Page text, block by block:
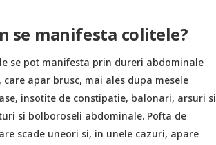
se manifesta colitele?
se pot manifesta prin dureri abdominale
care apar brusc, mai ales dupa mesele
insotite de constipatie, balonari, arsuri si
si bolboroseli abdominale. Pofta de
scade uneori si, in unele cazuri, apare